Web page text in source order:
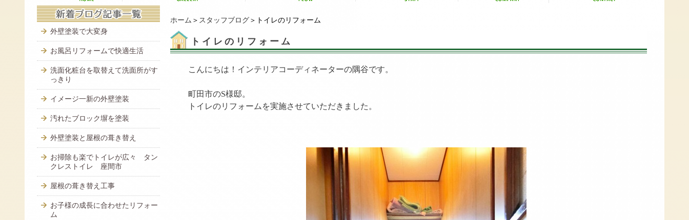
ホーム ＞ スタッフブログ ＞トイレのリフォーム
トイレのリフォーム
こんにちは！インテリアコーディネーターの隅谷です。
町田市のS様邸。
トイレのリフォームを実施させていただきました。
外壁塗装で大変身
お風呂リフォームで快適生活
洗面化粧台を取替えて洗面所がす
っきり
イメージ一新の外壁塗装
汚れたブロック塀を塗装
外壁塗装と屋根の葺き替え
お掃除も楽でトイレが広々 タン
クレストイレ 座間市
屋根の葺き替え工事
お子様の成長に合わせたリフォー
ム